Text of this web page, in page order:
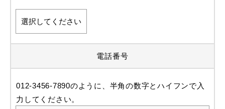
電話番号
012-3456-7890のように、半角の数字とハイフンで入
力してください。